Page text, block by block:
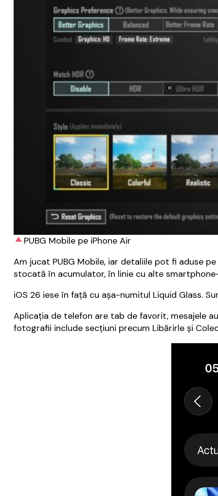
PUBG Mobile pe iPhone Air
Am jucat PUBG Mobile, iar detaliile pot fi aduse
stocată în acumulator, în linie cu alte
iOS 26 iese în față cu așa-numitul Liquid Glass.
Aplicația de telefon are tab de favorit, mesajele
fotografii include secțiuni precum Libărirle și